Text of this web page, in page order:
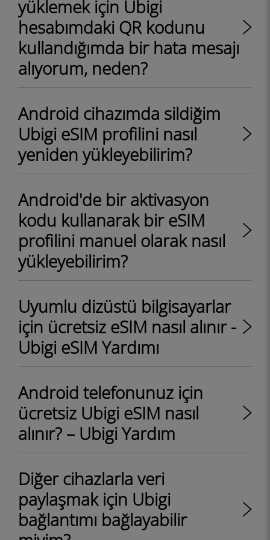
yüklemek için Ubigi
hesabımdaki QR kodunu
kullandığımda bir hata mesajı
alıyorum, neden?
Android cihazımda sildiğim
Ubigi eSIM profilini nasıl
yeniden yükleyebilirim?
Android'de bir aktivasyon
kodu kullanarak bir eSIM
profilini manuel olarak nasıl
yükleyebilirim?
Uyumlu dizüstü bilgisayarlar
için ücretsiz eSIM nasıl alınır -
Ubigi eSIM Yardımı
Android telefonunuz için
ücretsiz Ubigi eSIM nasıl
alınır? – Ubigi Yardım
Diğer cihazlarla veri
paylaşmak için Ubigi
bağlantımı bağlayabilir